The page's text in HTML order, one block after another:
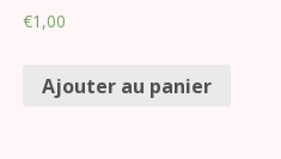
€1,00
Ajouter au panier